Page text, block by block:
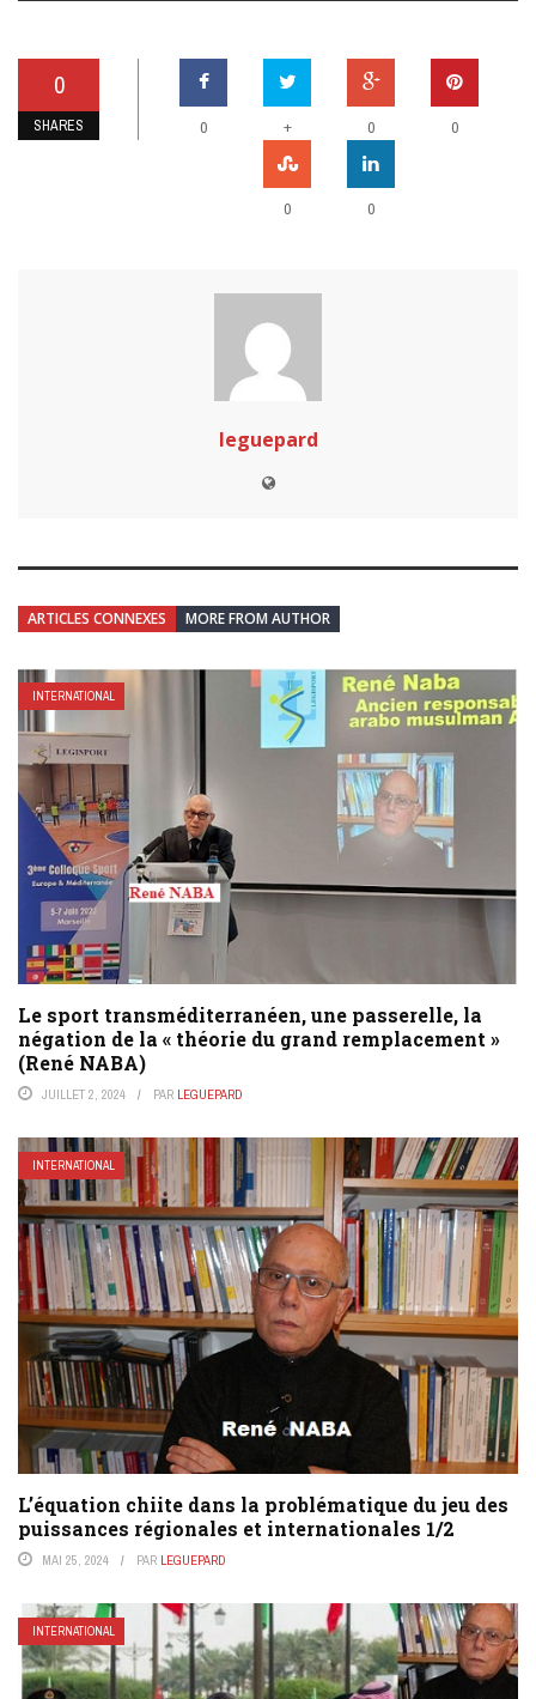
0
SHARES 0 + 0 0
0 0
leguepard
ARTICLES CONNEXES MORE FROM AUTHOR
INTERNATIONAL
Le sport transméditerranéen, une passerelle, la
négation de la « théorie du grand remplacement »
(René NABA)
JUILLET 2, 2024 PAR LEGUEPARD
INTERNATIONAL
L’équation chiite dans la problématique du jeu des
puissances régionales et internationales 1/2
MAI 25, 2024 PAR LEGUEPARD
INTERNATIONAL